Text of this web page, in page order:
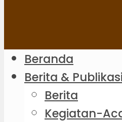
Beranda
Berita & Publikasi
Berita
Kegiatan-